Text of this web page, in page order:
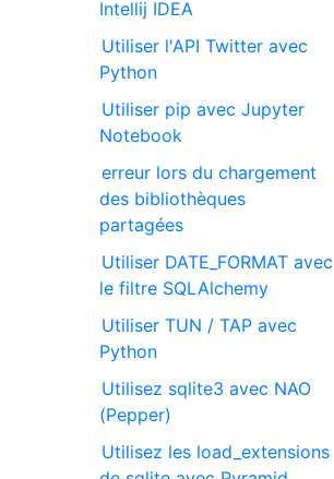
Intellij IDEA
Utiliser l'API Twitter avec
Python
Utiliser pip avec Jupyter
Notebook
erreur lors du chargement
des bibliothèques
partagées
Utiliser DATE_FORMAT avec
le filtre SQLAlchemy
Utiliser TUN / TAP avec
Python
Utilisez sqlite3 avec NAO
(Pepper)
Utilisez les load_extensions